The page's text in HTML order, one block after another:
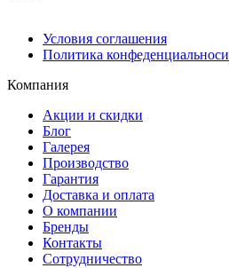
Условия соглашения
Политика конфеденциальноси
Компания
Акции и скидки
Блог
Галерея
Производство
Гарантия
Доставка и оплата
О компании
Бренды
Контакты
Сотрудничество